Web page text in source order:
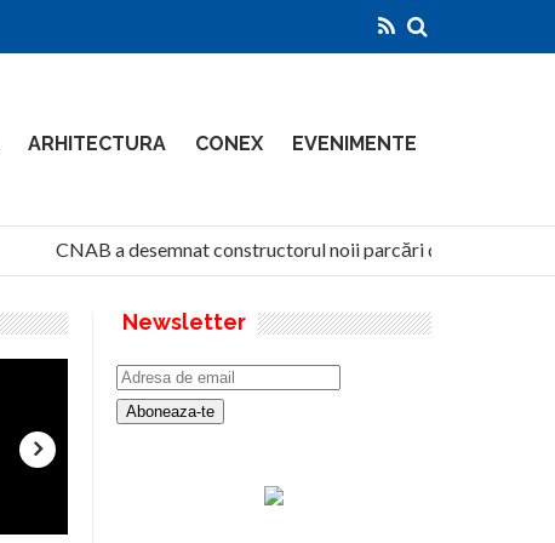
ARHITECTURA CONEX EVENIMENTE
CNAB a desemnat constructorul noii parcări de la Aeroportul
Newsletter